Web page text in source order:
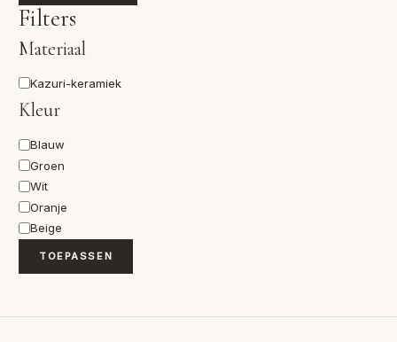
Filters
Materiaal
Materiaal
Kazuri-keramiek
Kleur
Kleur
Blauw
Groen
Wit
Oranje
Beige
TOEPASSEN